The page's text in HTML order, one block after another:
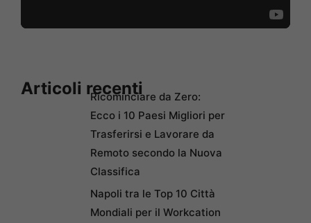
Articoli recentiRicominciare da Zero:
Ecco i 10 Paesi Migliori per
Trasferirsi e Lavorare da
Remoto secondo la Nuova
Classifica
Napoli tra le Top 10 Città
Mondiali per il Workcation